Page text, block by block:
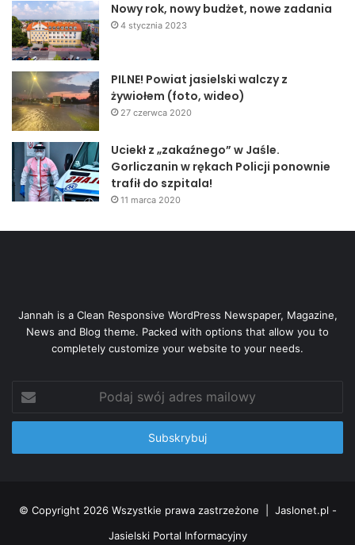
Nowy rok, nowy budżet, nowe zadania
4 stycznia 2023
PILNE! Powiat jasielski walczy z
żywiołem (foto, wideo)
27 czerwca 2020
Uciekł z „zakaźnego” w Jaśle.
Gorliczanin w rękach Policji ponownie
trafił do szpitala!
11 marca 2020
Jannah is a Clean Responsive WordPress Newspaper, Magazine,
News and Blog theme. Packed with options that allow you to
completely customize your website to your needs.
swój
adres
© Copyright 2026 Wszystkie prawa zastrzeżone | Jaslonet.pl -
Jasielski Portal Informacyjny